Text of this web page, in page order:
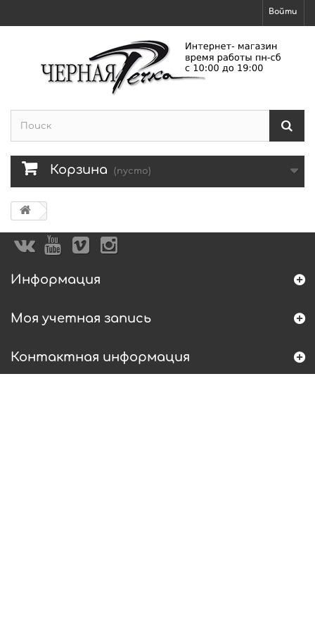
Войти
Корзина (пусто)
Информация
Моя учетная запись
Контактная информация